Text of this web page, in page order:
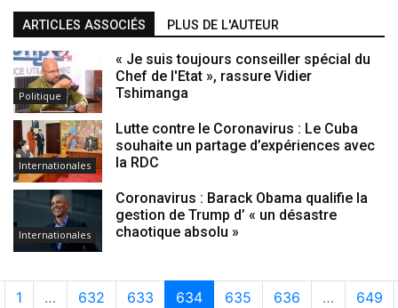
ARTICLES ASSOCIÉS PLUS DE L'AUTEUR
Politique
« Je suis toujours conseiller spécial du
Chef de l'Etat », rassure Vidier
Tshimanga
Internationales
Lutte contre le Coronavirus : Le Cuba
souhaite un partage d’expériences avec
la RDC
Internationales
Coronavirus : Barack Obama qualifie la
gestion de Trump d’ « un désastre
chaotique absolu »
1 … 632 633 634 635 636 … 649